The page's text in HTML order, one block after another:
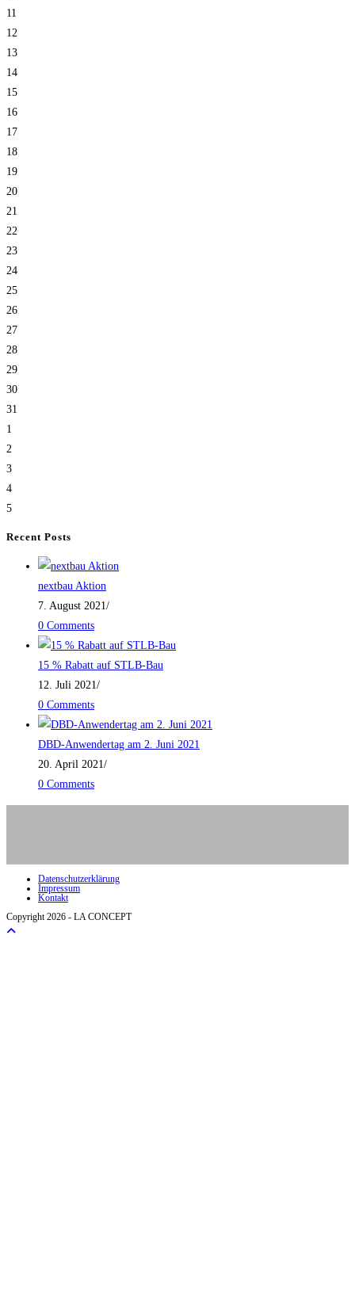
11
12
13
14
15
16
17
18
19
20
21
22
23
24
25
26
27
28
29
30
31
1
2
3
4
5
Recent Posts
nextbau Aktion
7. August 2021/
0 Comments
15 % Rabatt auf STLB-Bau
12. Juli 2021/
0 Comments
DBD-Anwendertag am 2. Juni 2021
20. April 2021/
0 Comments
Datenschutzerklärung
Impressum
Kontakt
Copyright 2026 - LA CONCEPT